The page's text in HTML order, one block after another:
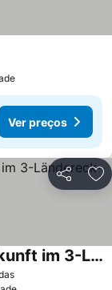
Ver preços
Partilhar
Greenhome Lörrach -Ihre Unterkunft im 3-Ländereck-